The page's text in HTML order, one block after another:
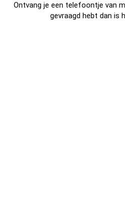
Ontvang je een telefoontje van
gevraagd hebt dan is